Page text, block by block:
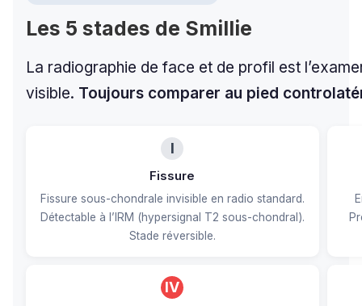
Les 5 stades de Smillie
La radiographie de face et de profil est
visible. Toujours comparer au pied
I
Fissure
Fissure sous-chondrale invisible en radio standard.
Détectable à l’IRM (hypersignal T2 sous-chondral).
Stade réversible.
IV